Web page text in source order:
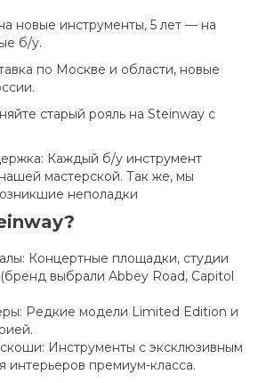
новые инструменты, 5 лет — на
б/у.
по Москве и области, новые
старый рояль на Steinway с
Каждый б/у инструмент
мастерской. Так же, мы
неполадки
Концертные площадки, студии
выбрали Abbey Road, Capitol
Редкие модели Limited Edition и
Инструменты с эксклюзивным
интерьеров премиум-класса.